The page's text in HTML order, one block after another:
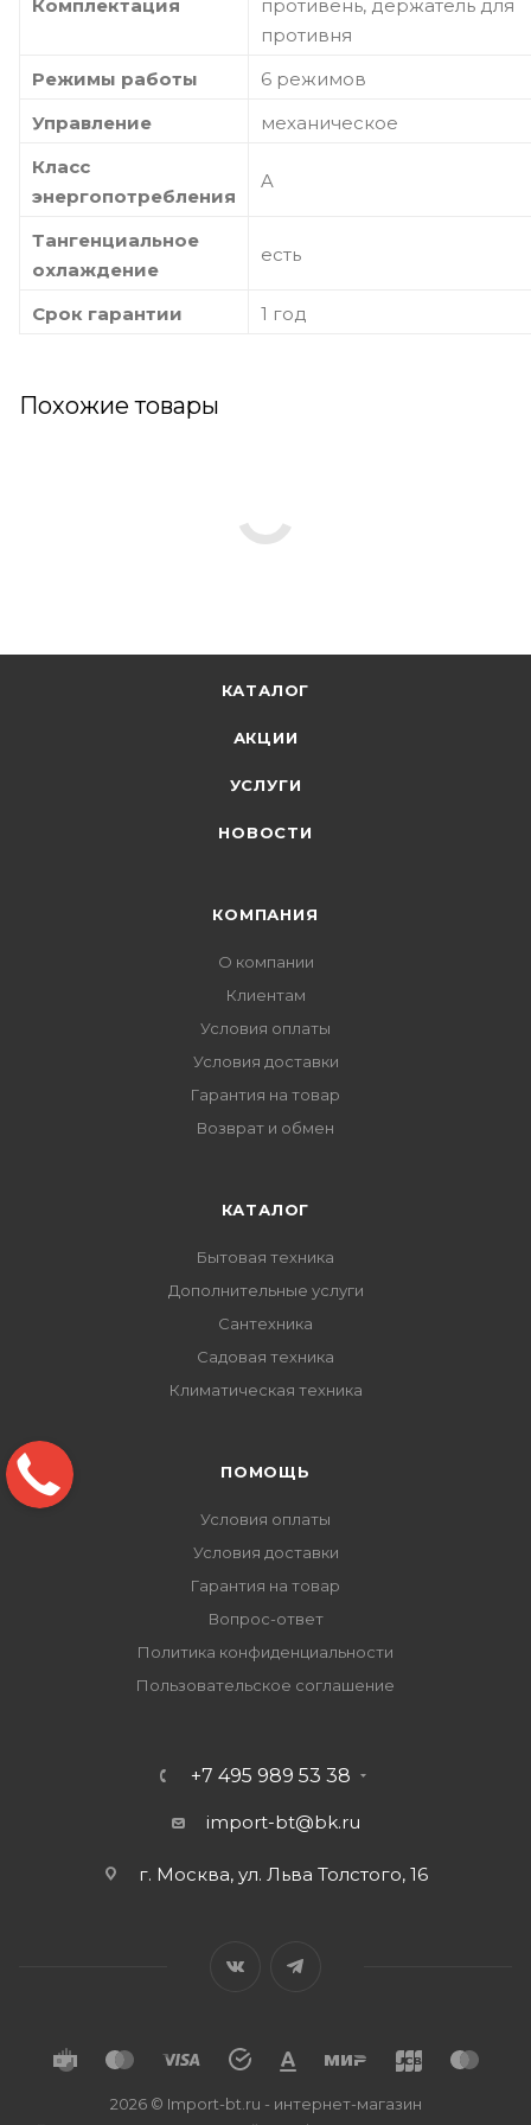
Комплектация
противень, держатель для
противня
Режимы работы
6 режимов
Управление
механическое
Класс
энергопотребления
A
Тангенциальное
охлаждение
есть
Срок гарантии 1 год
Похожие товары
КАТАЛОГ
АКЦИИ
УСЛУГИ
НОВОСТИ
КОМПАНИЯ
О компании
Клиентам
Условия оплаты
Условия доставки
Гарантия на товар
Возврат и обмен
КАТАЛОГ
Бытовая техника
Дополнительные услуги
Сантехника
Садовая техника
Климатическая техника
ПОМОЩЬ
Условия оплаты
Условия доставки
Гарантия на товар
Вопрос-ответ
Политика конфиденциальности
Пользовательское соглашение
+7 495 989 53 38
import-bt@bk.ru
г. Москва, ул. Льва Толстого, 16
2026 © Import-bt.ru - интернет-магазин